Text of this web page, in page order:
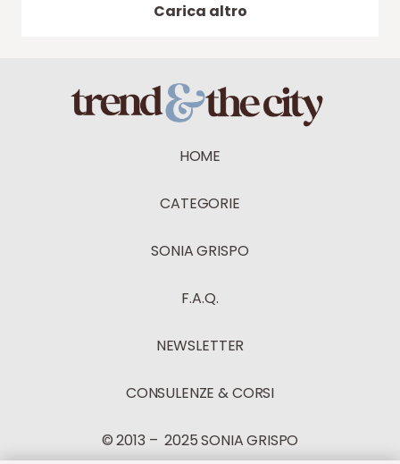
Carica altro
HOME
CATEGORIE
SONIA GRISPO
F.A.Q.
NEWSLETTER
CONSULENZE & CORSI
© 2013 – 2025 SONIA GRISPO